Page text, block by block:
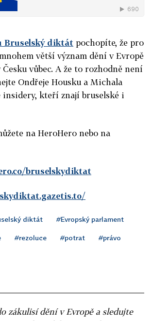
Bruselský diktát pochopíte, že pro
větší význam dění v Evropě
Česku vůbec. A že to rozhodně není
Ondřeje Housku a Michala
insidery, kteří znají bruselské i
na HeroHero nebo na
bruselskydiktat
diktát #Evropský parlament
#rezoluce #potrat #právo
zákulisí dění v Evropě a sledujte